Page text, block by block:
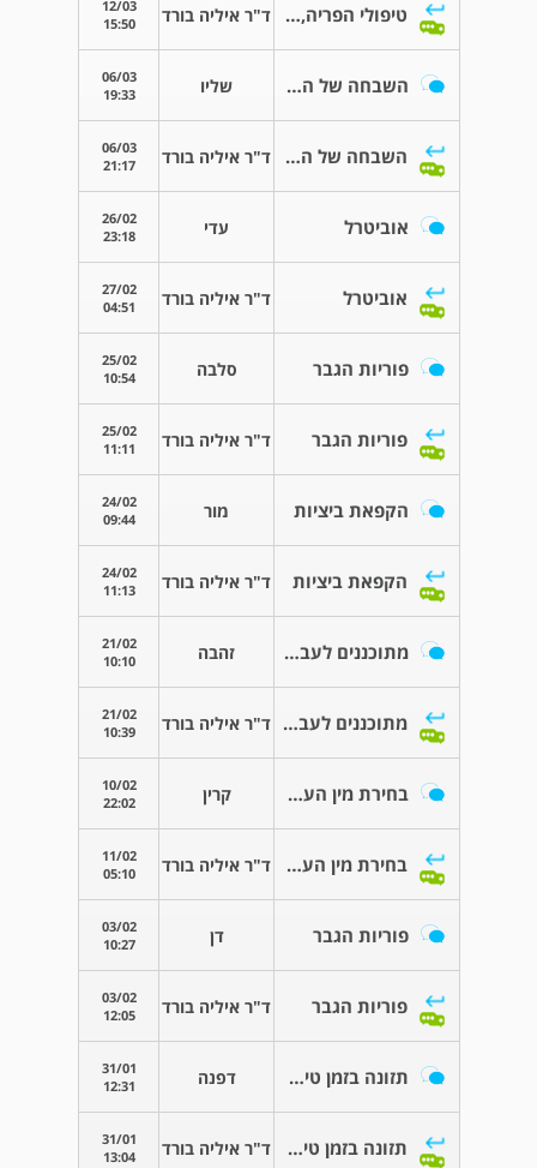
טיפולי הפריה, אזרח ישראלי בחוץ לארץ ד"ר איליה בורד
12/03
15:50
השבחה של הזרע שלי שליו
06/03
19:33
השבחה של הזרע שלי ד"ר איליה בורד
06/03
21:17
אוביטרל עדי
26/02
23:18
אוביטרל ד"ר איליה בורד
27/02
04:51
פוריות הגבר סלבה
25/02
10:54
פוריות הגבר ד"ר איליה בורד
25/02
11:11
הקפאת ביציות מור
24/02
09:44
הקפאת ביציות ד"ר איליה בורד
24/02
11:13
מתוכננים לעבור שאיבה זהבה
21/02
10:10
מתוכננים לעבור שאיבה ד"ר איליה בורד
21/02
10:39
בחירת מין העובר קרין
10/02
22:02
בחירת מין העובר ד"ר איליה בורד
11/02
05:10
פוריות הגבר דן
03/02
10:27
פוריות הגבר ד"ר איליה בורד
03/02
12:05
תזונה בזמן טיפולי ivf דפנה
31/01
12:31
תזונה בזמן טיפולי ivf ד"ר איליה בורד
31/01
13:04